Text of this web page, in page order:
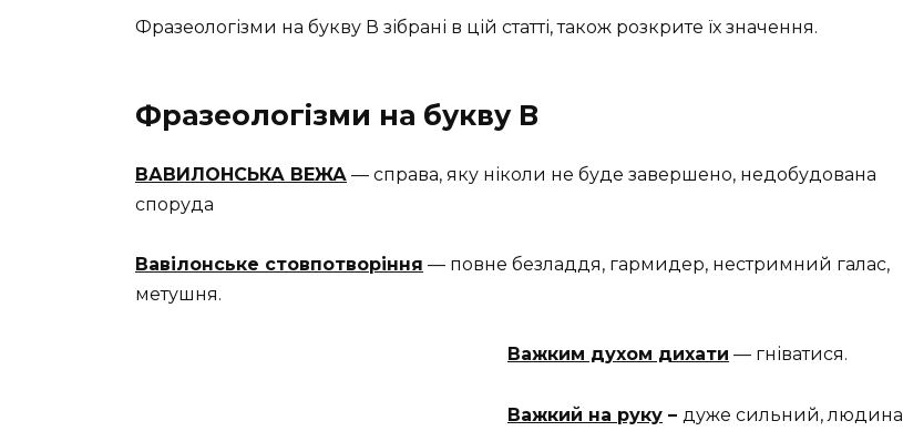
Фразеологізми на букву В зібрані в цій статті, також розкрите їх значення.
Фразеологізми на букву В
ВАВИЛОНСЬКА ВЕЖА — справа, яку ніколи не буде завершено, недобудована
споруда
Вавілонське стовпотворіння — повне безладдя, гармидер, нестримний галас,
метушня.
Важким духом дихати — гніватися.
Важкий на руку – дуже сильний, людина